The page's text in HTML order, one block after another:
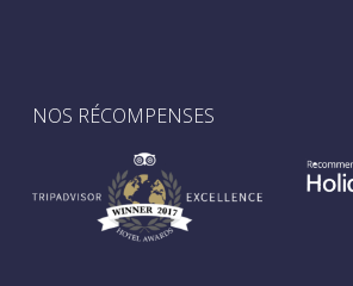
NOS RÉCOMPENSES